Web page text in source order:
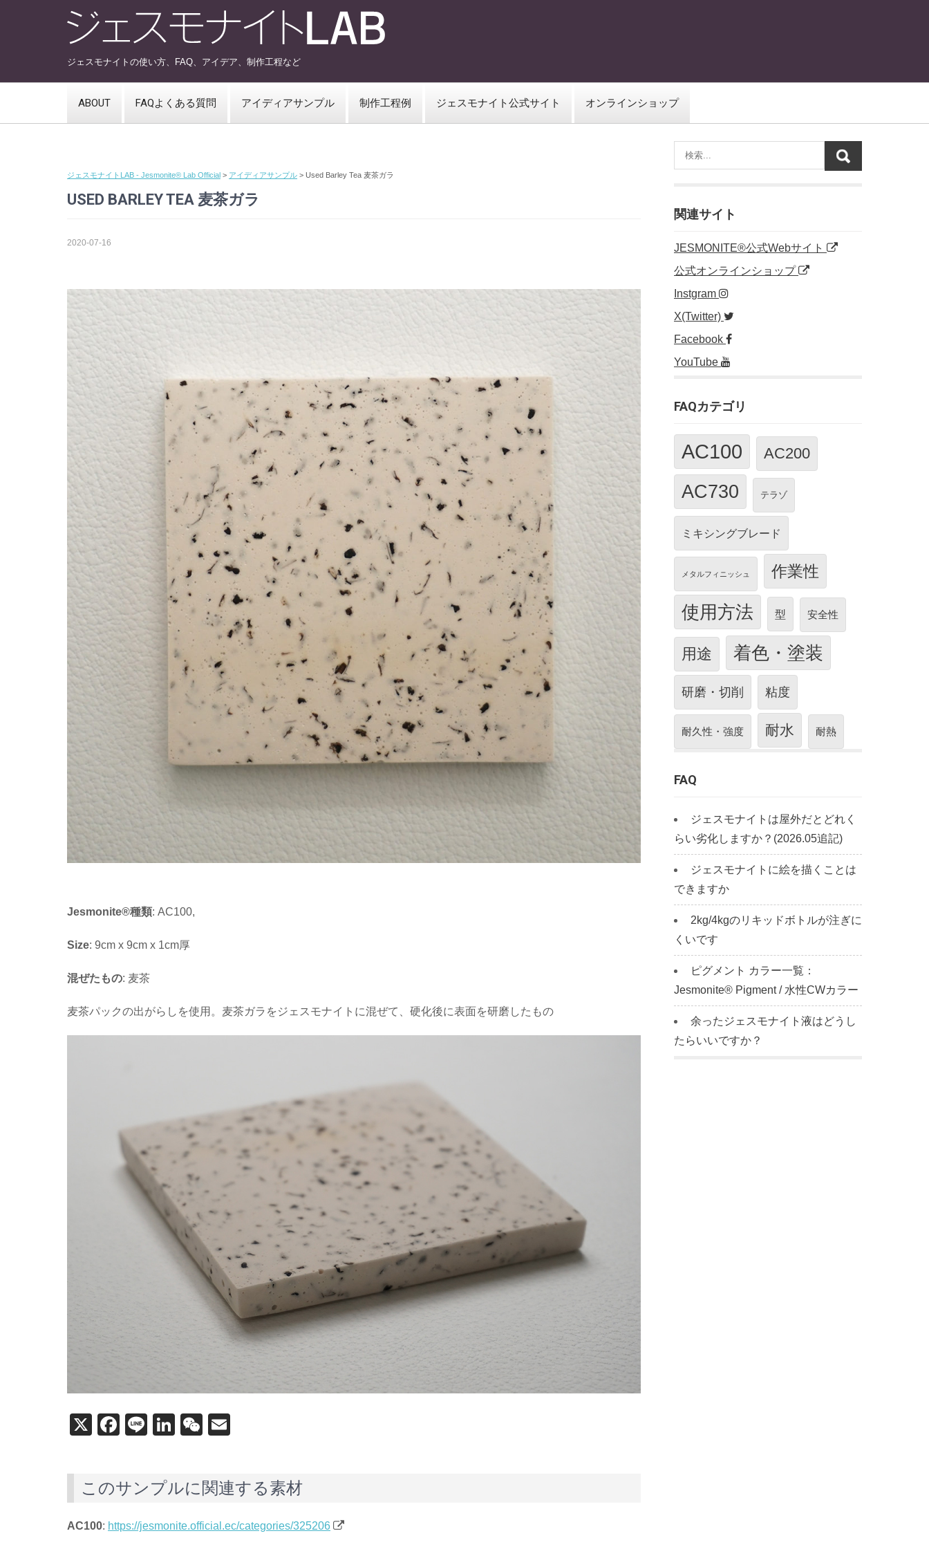
ジェスモナイトの使い方、FAQ、アイデア、制作工程など
ABOUT FAQよくある質問 アイディアサンプル 制作工程例 ジェスモナイト公式サイト オンラインショップ
ジェスモナイトLAB - Jesmonite® Lab Official > アイディアサンプル > Used Barley Tea 麦茶ガラ
USED BARLEY TEA 麦茶ガラ
2020-07-16
Jesmonite®種類: AC100,
Size: 9cm x 9cm x 1cm厚
混ぜたもの: 麦茶
麦茶パックの出がらしを使用。麦茶ガラをジェスモナイトに混ぜて、硬化後に表面を研磨したもの
X
F
e
o
Li
Li
e
n
W
h
このサンプルに関連する素材
AC100: https://jesmonite.official.ec/categories/325206
関連サイト
JESMONITE®公式Webサイト
公式オンラインショップ
Instgram
X(Twitter)
Facebook
YouTube
FAQカテゴリ
AC100 AC200
AC730 テラゾ
ミキシングブレード
メタルフィニッシュ 作業性
使用方法 型 安全性
用途 着色・塗装
研磨・切削 粘度
耐久性・強度 耐水 耐熱
FAQ
ジェスモナイトは屋外だとどれく
らい劣化しますか？(2026.05追記)
ジェスモナイトに絵を描くことは
できますか
2kg/4kgのリキッドボトルが注ぎに
くいです
ピグメント カラー一覧：
Jesmonite® Pigment / 水性CWカラー
余ったジェスモナイト液はどうし
たらいいですか？